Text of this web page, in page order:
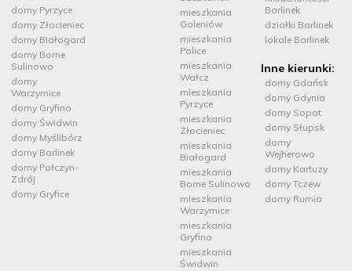
domy Pyrzyce
domy Złocieniec
domy Białogard
domy Borne
Sulinowo
domy
Warzymice
domy Gryfino
domy Świdwin
domy Myślibórz
domy Barlinek
domy Połczyn-
Zdrój
domy Gryfice
mieszkania
Goleniów
mieszkania
Police
mieszkania
Wałcz
mieszkania
Pyrzyce
mieszkania
Złocieniec
mieszkania
Białogard
mieszkania
Borne Sulinowo
mieszkania
Warzymice
mieszkania
Gryfino
mieszkania
Świdwin
Barlinek
działki Barlinek
lokale Barlinek
Inne kierunki:
domy Gdańsk
domy Gdynia
domy Sopot
domy Słupsk
domy
Wejherowo
domy Kartuzy
domy Tczew
domy Rumia